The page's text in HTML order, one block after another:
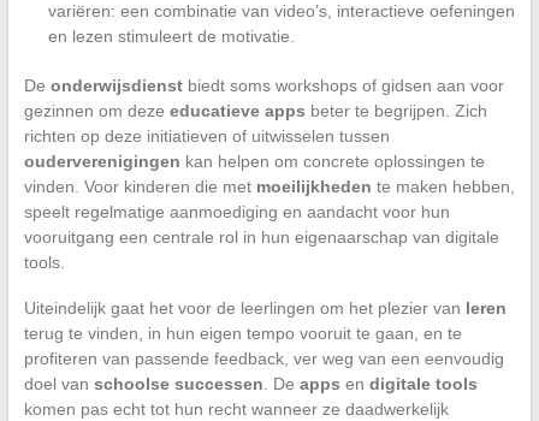
variëren: een combinatie van video’s, interactieve oefeningen
en lezen stimuleert de motivatie.
De onderwijsdienstbiedt soms workshops of gidsen aan voor
gezinnen om deze educatieve apps beter te begrijpen. Zich
richten op deze initiatieven of uitwisselen tussen
ouderverenigingen kan helpen om concrete oplossingen te
vinden. Voor kinderen die met moeilijkheden te maken hebben,
speelt regelmatige aanmoediging en aandacht voor hun
vooruitgang een centrale rol in hun eigenaarschap van digitale
tools.
Uiteindelijk gaat het voor de leerlingen om het plezier van leren
terug te vinden, in hun eigen tempo vooruit te gaan, en te
profiteren van passende feedback, ver weg van een eenvoudig
doel van schoolse successen . De apps en digitale tools
komen pas echt tot hun recht wanneer ze daadwerkelijk